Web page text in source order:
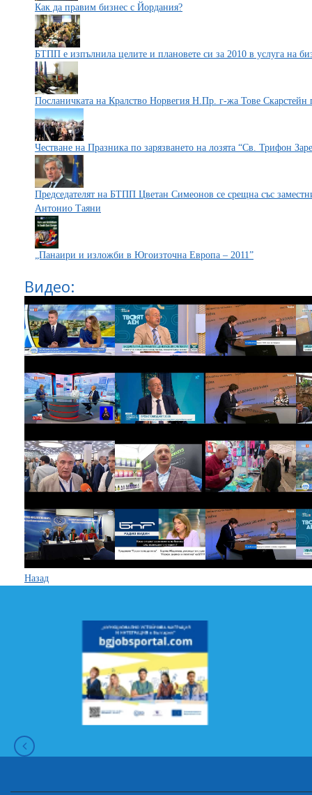
Как да правим бизнес с Йордания?
БТПП е изпълнила целите и плановете си за 2010 в услуга на
Посланичката на Кралство Норвегия Н.Пр. г-жа Тове
Честване на Празника по зарязването на лозята “Св. Трифон
Председателят на БТПП Цветан Симеонов се срещна със
Антонио Таяни
„Панаири и изложби в Югоизточна Европа – 2011”
Видео:
Назад